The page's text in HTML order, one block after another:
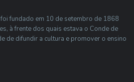
foi fundado em 10 de setembro de 1868
à frente dos quais estava o Conde de
de difundir a cultura e promover o ensino